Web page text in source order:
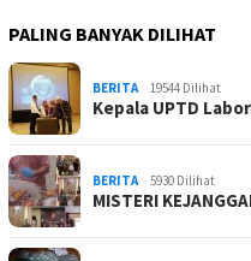
PALING BANYAK DILIHAT
BERITA 19544 Dilihat
Kepala UPTD
BERITA 5930 Dilihat
MISTERI